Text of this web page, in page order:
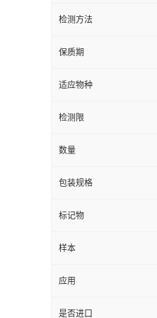
检测方法
保质期
适应物种
检测限
数量
包装规格
标记物
样本
应用
是否进口